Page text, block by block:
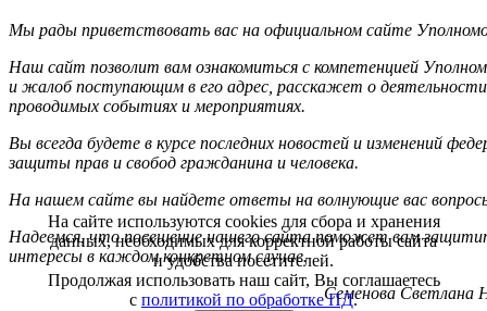
Мы рады приветствовать вас на официальном сайте
Наш сайт позволит вам ознакомиться с компетенцией
и жалоб поступающим в его адрес, расскажет о
проводимых событиях и мероприятиях.
Вы всегда будете в курсе последних новостей и изменений
защиты прав и свобод гражданина и человека.
На нашем сайте вы найдете ответы на волнующие вас
Надеемся, что посещение нашего сайта поможет вам
интересы в каждом конкретном случае.
Семенова Светлана
На сайте используются cookies для сбора и хранения
данных, необходимых для корректной работы сайта
и удобства посетителей.
Продолжая использовать наш сайт, Вы соглашаетесь
с политикой по обработке ПД.